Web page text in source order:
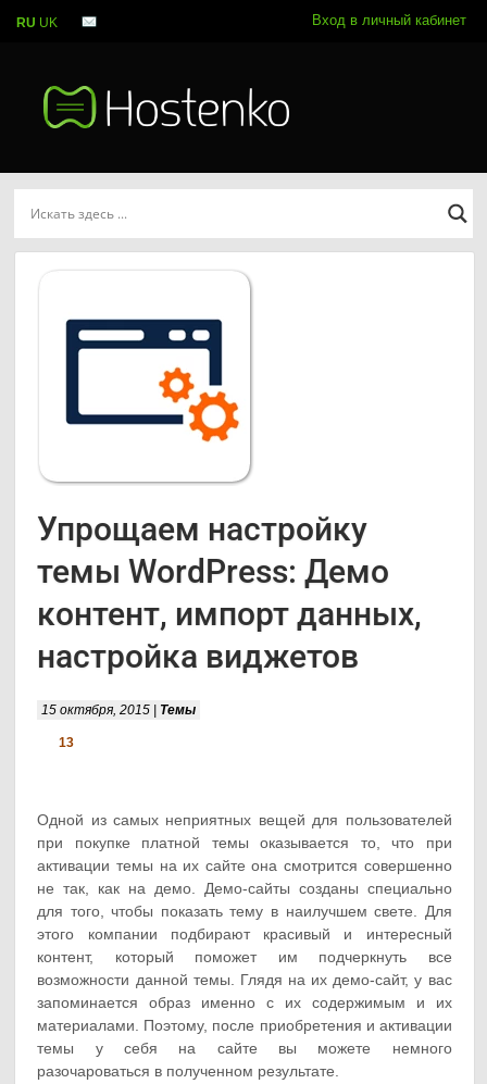
Вход в личный кабинет
Упрощаем настройку
темы WordPress: Демо
контент, импорт данных,
настройка виджетов
15 октября, 2015 | Темы
13
Одной из самых неприятных вещей для пользователей
при покупке платной темы оказывается то, что при
активации темы на их сайте она смотрится совершенно
не так, как на демо. Демо-сайты созданы специально
для того, чтобы показать тему в наилучшем свете. Для
этого компании подбирают красивый и интересный
контент, который поможет им подчеркнуть все
возможности данной темы. Глядя на их демо-сайт, у вас
запоминается образ именно с их содержимым и их
материалами. Поэтому, после приобретения и активации
темы у себя на сайте вы можете немного
разочароваться в полученном результате.
RU UK